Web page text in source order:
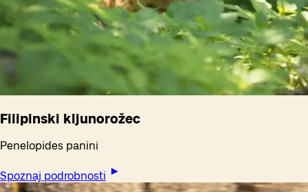
Filipinski kljunorožec
Penelopides panini
Spoznaj podrobnosti